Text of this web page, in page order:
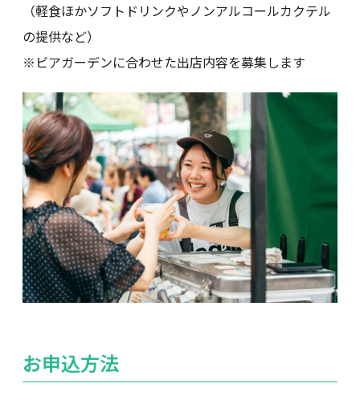
（軽食ほかソフトドリンクやノンアルコールカクテル
の提供など）
※ビアガーデンに合わせた出店内容を募集します
お申込方法